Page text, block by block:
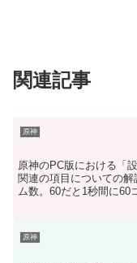
関連記事
原神
原神のPC版における「
関連の項目についての
ム数。60だと1秒間に60
原神